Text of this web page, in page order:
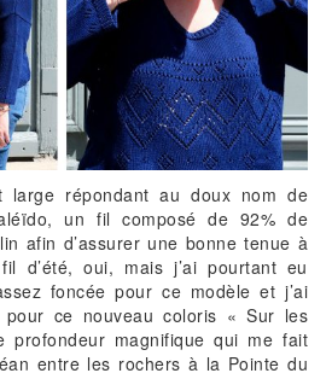
répondant au doux nom de
un fil composé de 92% de
afin d’assurer une bonne tenue à
d’été, oui, mais j’ai pourtant eu
foncée pour ce modèle et j’ai
pour ce nouveau coloris « Sur les
profondeur magnifique qui me fait
entre les rochers à la Pointe du